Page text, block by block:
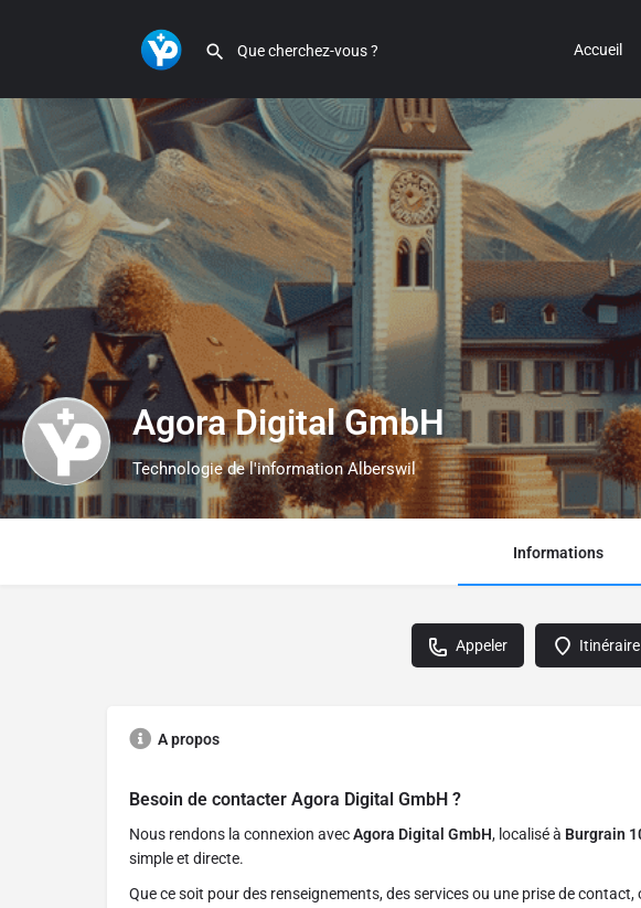
Accueil
Agora Digital GmbH
Technologie de l'information Alberswil
Informations
Appeler Itinéraire
A propos
Besoin de contacter Agora Digital GmbH ?
Nous rendons la connexion avecAgora Digital GmbH, localisé à Burgrain
simple et directe.
Que ce soit pour des renseignements, des services ou une prise de